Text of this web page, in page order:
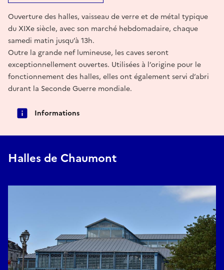
Ouverture des halles, vaisseau de verre et de métal typique
du XIXe siècle, avec son marché hebdomadaire, chaque
samedi matin jusqu’à 13h.
Outre la grande nef lumineuse, les caves seront
exceptionnellement ouvertes. Utilisées à l’origine pour le
fonctionnement des halles, elles ont également servi d’abri
durant la Seconde Guerre mondiale.
Informations
Halles de Chaumont